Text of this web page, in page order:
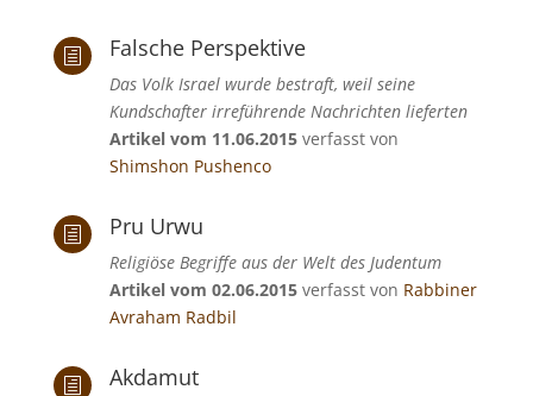
h Falsche Perspektive
Das Volk Israel wurde bestraft, weil seine
Kundschafter irreführende Nachrichten lieferten
Artikel vom 11.06.2015verfasst von
Shimshon Pushenco
h Pru Urwu
Religiöse Begriffe aus der Welt des Judentum
Artikel vom 02.06.2015verfasst von Rabbiner
Avraham Radbil
h Akdamut